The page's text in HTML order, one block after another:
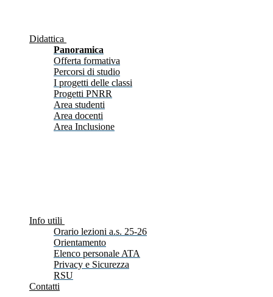
Didattica
Panoramica
Offerta formativa
Percorsi di studio
I progetti delle classi
Progetti PNRR
Area studenti
Area docenti
Area Inclusione
Info utili
Orario lezioni a.s. 25-26
Orientamento
Elenco personale ATA
Privacy e Sicurezza
RSU
Contatti